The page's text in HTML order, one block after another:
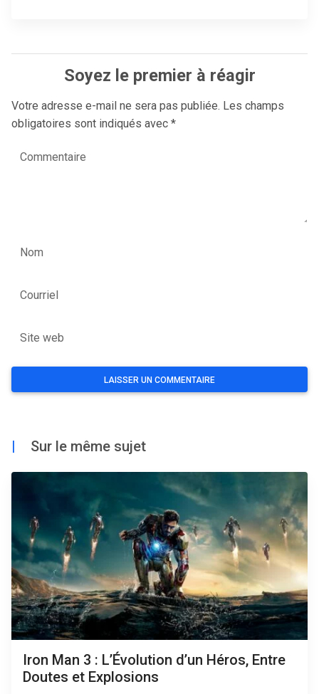
Soyez le premier à réagir
Votre adresse e-mail ne sera pas publiée. Les champs
obligatoires sont indiqués avec *
Commentaire
Nom
Courriel
Site web
| Sur le même sujet
Iron Man 3 : L’Évolution d’un Héros, Entre
Doutes et Explosions